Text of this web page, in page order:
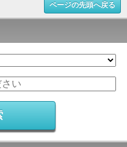
ページの先頭へ戻る